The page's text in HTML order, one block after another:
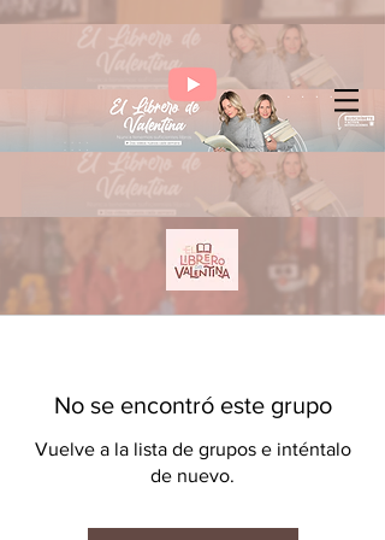
No se encontró este grupo
Vuelve a la lista de grupos e inténtalo
de nuevo.